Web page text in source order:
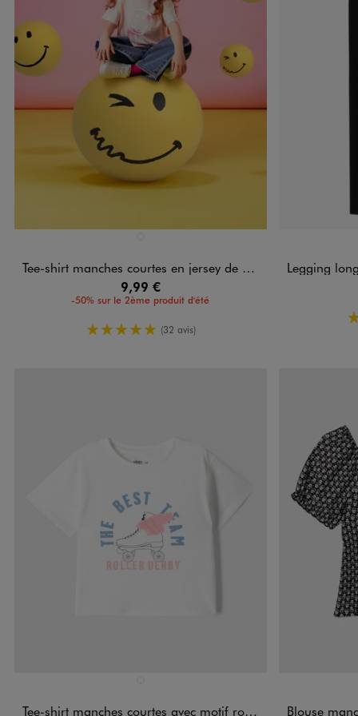
Tee-shirt manches courtes en jersey de coton imprimé fille - Smiley World
9,99 €
-50% sur le 2ème produit d'été
5/5 de moyenne
(32 avis)
Legging long
Tee-shirt manches courtes avec motif roller-derby fille
Disponible
Blouse manche